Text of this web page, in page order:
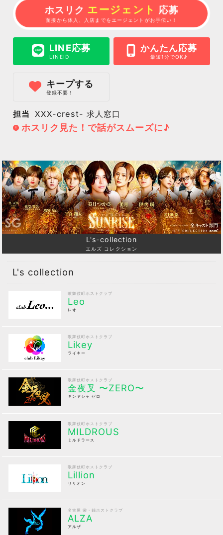
ホスリク エージェント 応募
面接から体入、入店までをエージェントがお手伝い！
LINE応募
LINEID
かんたん応募
最短1分でOK♪
キープする
登録不要！
担当 XXX-crest- 求人窓口
ホスリク見た！で話がスムーズに♪
L's-collection
エルズ コレクション
L's collection
歌舞伎町ホストクラブ
Leo
レオ
歌舞伎町ホストクラブ
Likey
ライキー
歌舞伎町ホストクラブ
金夜叉 〜ZERO〜
キンヤシャ ゼロ
歌舞伎町ホストクラブ
MILDROUS
ミルドラース
歌舞伎町ホストクラブ
Lillion
リリオン
名古屋 栄・錦ホストクラブ
ALZA
アルザ